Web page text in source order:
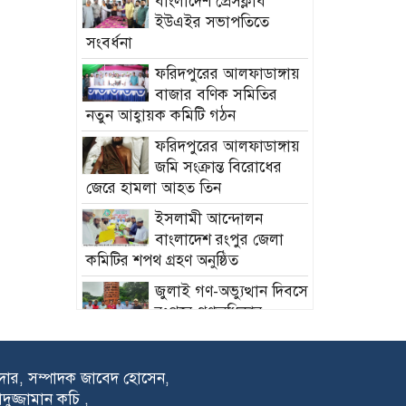
ইউএইর সভাপতিতে
সংবর্ধনা
ফরিদপুরের আলফাডাঙ্গায়
বাজার বণিক সমিতির
নতুন আহ্বায়ক কমিটি গঠন
ফরিদপুরের আলফাডাঙ্গায়
জমি সংক্রান্ত বিরোধের
জেরে হামলা আহত তিন
ইসলামী আন্দোলন
বাংলাদেশ রংপুর জেলা
কমিটির শপথ গ্রহণ অনুষ্ঠিত
‎জুলাই গণ-অভ্যুত্থান দিবসে
রংপুরে গণঅধিকার
যেতে দেওয়া হবে না:
সম্পাদক জাবেদ হোসেন,
কচি ,